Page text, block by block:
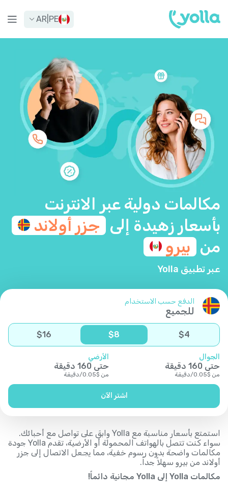
PE
AR
مكالمات دولية عبر الانترنت
بأسعار زهيدة إلى جزر أولاند
من بيرو
عبر تطبيق Yolla
الدفع حسب الاستخدام
للجميع
$4
$8
$16
الجوال
حتى 160 دقيقة
من $
0.05
/دقيقة
الأرضي
حتى 160 دقيقة
من $
0.05
/دقيقة
اشتر الآن
استمتع بأسعار مناسبة مع Yolla وابقَ على تواصل مع أحبائك.
سواء كنت تتصل بالهواتف المحمولة أو الأرضية، تقدم Yolla جودة
مكالمات واضحة بدون رسوم خفية، مما يجعل الاتصال إلى جزر
أولاند من بيرو سهلاً جداً.
مكالمات Yolla إلى Yolla مجانية دائماً!